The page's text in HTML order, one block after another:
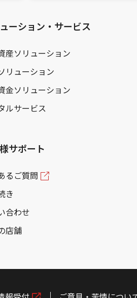
ーション・サービス
産ソリューション
リューション
金ソリューション
ルサービス
サポート
るご質問
き
合わせ
店舗